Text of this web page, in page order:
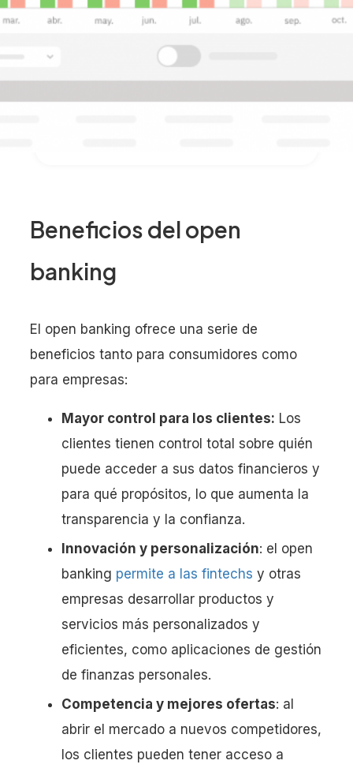
Beneficios del open
banking
El open banking ofrece una serie de
beneficios tanto para consumidores como
para empresas:
Mayor control para los clientes: Los
clientes tienen control total sobre quién
puede acceder a sus datos financieros y
para qué propósitos, lo que aumenta la
transparencia y la confianza.
Innovación y personalización: el open
banking permite a las fintechs y otras
empresas desarrollar productos y
servicios más personalizados y
eficientes, como aplicaciones de gestión
de finanzas personales.
Competencia y mejores ofertas: al
abrir el mercado a nuevos competidores,
los clientes pueden tener acceso a